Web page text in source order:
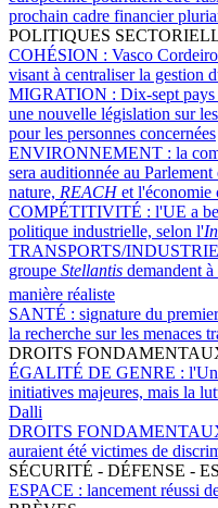
prochain cadre financier
POLITIQUES
COHÉSION : Vasco
visant à centraliser la gestion
MIGRATION : Dix-sept pays
une nouvelle législation sur
pour les personnes concernées
ENVIRONNEMENT : la
sera auditionnée au
nature, REACHet l'économie
COMPÉTITIVITÉ : l'UE a
politique industrielle, selon l'
TRANSPORTS/
groupe Stellantis demandent
manière réaliste
SANTÉ : signature du
la recherche sur les menaces
DROITS
ÉGALITÉ DE GENRE :
initiatives majeures, mais la
Dalli
DROITS
auraient été victimes de
SÉCURITÉ - DÉFENSE -
ESPACE : lancement réussi